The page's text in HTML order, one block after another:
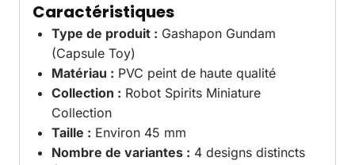
Caractéristiques
Type de produit : Gashapon Gundam
(Capsule Toy)
Matériau : PVC peint de haute qualité
Collection : Robot Spirits Miniature
Collection
Taille : Environ 45 mm
Nombre de variantes : 4 designs distincts